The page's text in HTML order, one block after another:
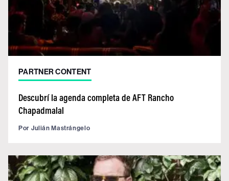
PARTNER CONTENT
Descubrí la agenda completa de AFT Rancho
Chapadmalal
Por Julián Mastrángelo